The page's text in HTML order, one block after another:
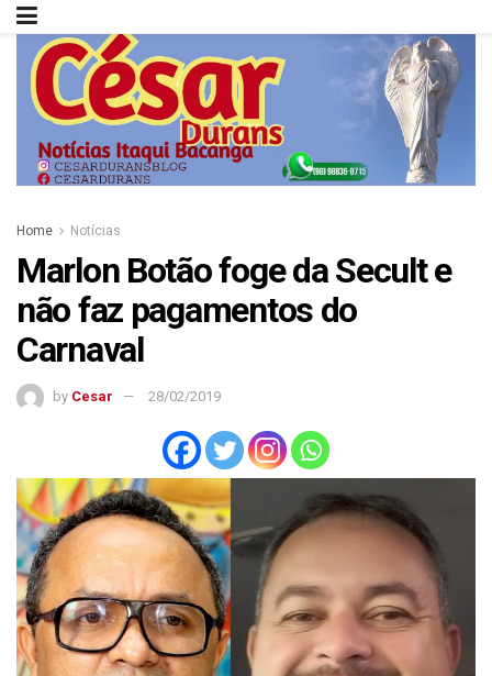
Home Notícias
Marlon Botão foge da Secult e
não faz pagamentos do
Carnaval
by Cesar 28/02/2019